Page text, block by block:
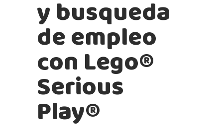
y busqueda
de empleo
con Lego®
Serious
Play®